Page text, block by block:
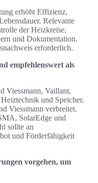
erhöht Effizienz,
Relevante
der Heizkreise,
und Dokumentation.
erforderlich.
empfehlenswert als
Viessmann, Vaillant,
und Speicher.
Viessmann verbreitet.
SolarEdge und
sollte an
und Förderfähigkeit
vorgehen, um